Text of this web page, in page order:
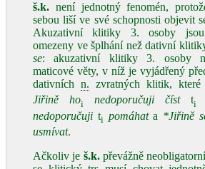
š.k. není jednotný fenomén,
sebou liší ve své schopnosti objevit
Akuzativní klitiky 3. osoby jsou
omezeny ve šplhání než dativní
se: akuzativní klitiky 3. osoby
maticové věty, v níž je vyjádřený
dativníchn. zvratných klitik, které
Jiřině hoi nedoporučuji čístti
nedoporučuji ti pomáhata *Jiřině
usmívat.
Ačkoliv je š.k.převážně